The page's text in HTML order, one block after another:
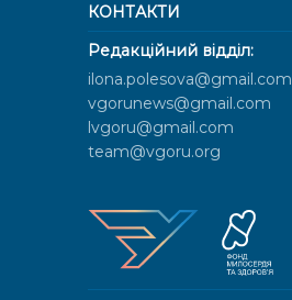
КОНТАКТИ
Редакційний відділ:
ilona.polesova@gmail.com
vgorunews@gmail.com
lvgoru@gmail.com
team@vgoru.org